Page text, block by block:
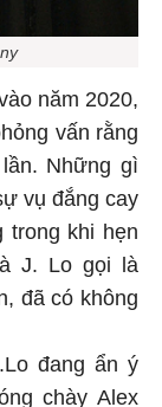
năm 2020,
vấn rằng
Những gì
vụ đắng cay
trong khi hẹn
J. Lo gọi là
đã có không
đang ẩn ý
chày Alex